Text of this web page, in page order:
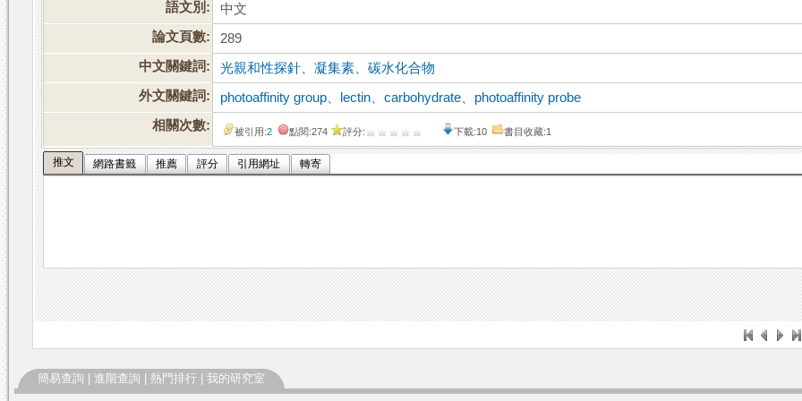
語文別:
中文
論文頁數:
289
中文關鍵詞:
光親和性探針 、凝集素 、碳水化合物
外文關鍵詞:
photoaffinity group lectin 、carbohydrate
photoaffinity probe
相關次數:
被引用:2 點閱:274 評分: 下載:10 書目收藏:1
推文 網路書籤 推薦 評分 引用網址 轉寄
簡易查詢 進階查詢 熱門排行 我的研究室